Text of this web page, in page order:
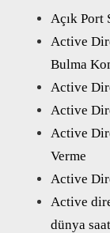
Açık Port
Active
Bulma
Active
Active
Active
Verme
Active
Active
dünya